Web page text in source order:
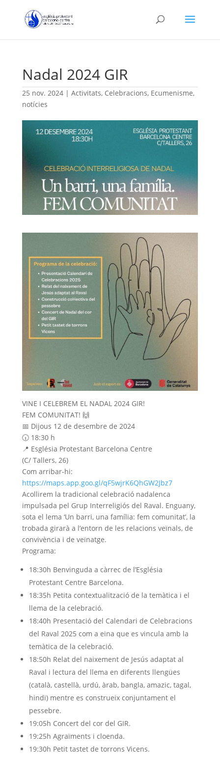
Nadal 2024 GIR
25 nov. 2024| Activitats, Celebracions, Ecumenisme,
notícies
VINE I CELEBREM EL NADAL 2024 GIR!
FEM COMUNITAT! 🙌
📅 Dijous 12 de desembre de 2024
🕡 18:30 h
📍 Església Protestant Barcelona Centre
(C/ Tallers, 26)
Com arribar-hi:
https://maps.app.goo.gl/qF5wjrK6QhGW2Jbz7
Acollirem la tradicional celebració nadalenca
impulsada pel Grup Interreligiós del Raval. Enguany,
sota el lema ‘Un barri, una família: fem comunitat’, la
trobada girarà a l’entorn de les relacions veïnals, de
convivència i de veïnatge.
Programa:
18:30h Benvinguda a càrrec de l’Església
Protestant Centre Barcelona.
18:35h Petita contextualització de la temàtica i el
llema de la celebració.
18:40h Presentació del Calendari de Celebracions
del Raval 2025 com a eina que es vincula amb la
temàtica de la celebració.
18:50h Relat del naixement de Jesús adaptat al
Raval i lectura del llema en diferents llengües
(català, castellà, urdú, àrab, bangla, amazic, tagal,
hindi) mentre es construeix conjuntament el
pessebre.
19:05h Concert del cor del GIR.
19:25h Agraïments i cloenda.
19:30h Petit tastet de torrons Vicens.